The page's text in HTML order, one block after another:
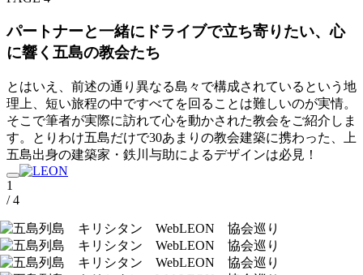
パートナーと一緒にドライブで立ち寄りたい、心
に響く五島の教会たち
とはいえ、前述の通り異なる島々で構成されているという地
理上、短い旅程の中ですべてを回ることは難しいのが実情。
そこで筆者が実際に訪れて心を動かされた教会をご紹介しま
す。とりわけ五島だけで30あまりの教会建築に携わった、上
五島出身の建築家・鉄川与助によるデザインは必見！
1
/ 4